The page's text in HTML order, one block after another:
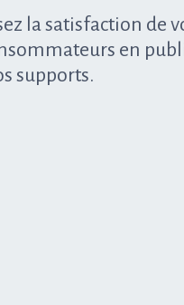
la satisfaction de
en
supports.